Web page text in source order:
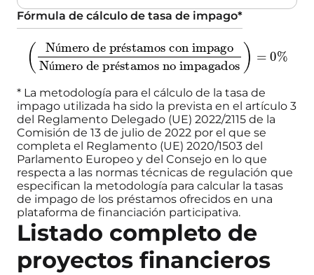
Fórmula de cálculo de tasa de impago*
ú é
ú é
ú é
ú é
(
Número de préstamos con impago Número de préstamos no impagados)=0%
* La metodología para el cálculo de la tasa de
impago utilizada ha sido la prevista en el artículo 3
del Reglamento Delegado (UE) 2022/2115 de la
Comisión de 13 de julio de 2022 por el que se
completa el Reglamento (UE) 2020/1503 del
Parlamento Europeo y del Consejo en lo que
respecta a las normas técnicas de regulación que
especifican la metodología para calcular la tasas
de impago de los préstamos ofrecidos en una
plataforma de financiación participativa.
Listado completo de
proyectos financieros